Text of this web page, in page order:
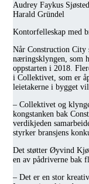
Audrey Faykus
Harald Gründel
Kontorfelleskap med
Når Construction
næringsklyngen, som
oppstarten i 2018.
i Collektivet, som er
leietakerne i bygget
– Collektivet og
kongstanken bak
verdikjeden
styrker bransjens
Det støtter Øyvind
en av pådriverne bak
– Det er en stor